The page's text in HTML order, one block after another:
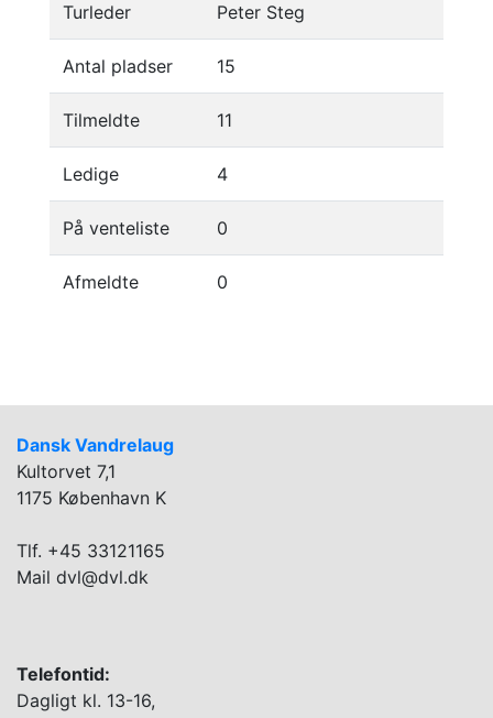
Turleder Peter Steg
Antal pladser 15
Tilmeldte 11
Ledige 4
På venteliste 0
Afmeldte 0
Dansk Vandrelaug
Kultorvet 7,1
1175 København K
Tlf. +45 33121165
Mail dvl@dvl.dk
Telefontid:
Dagligt kl. 13-16,